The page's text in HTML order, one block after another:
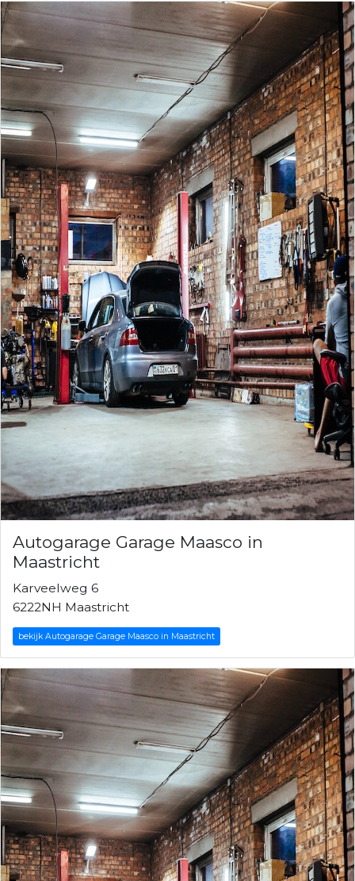
Autogarage Garage Maasco in
Maastricht
Karveelweg 6
6222NH Maastricht
bekijk Autogarage Garage Maasco in Maastricht